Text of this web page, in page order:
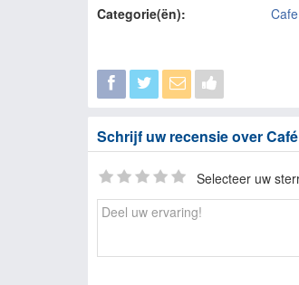
Categorie(ën):
Schrijf uw recensie over
Selecteer uw